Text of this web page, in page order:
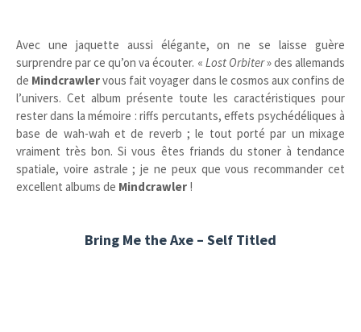
Avec une jaquette aussi élégante, on ne se laisse guère
surprendre par ce qu’on va écouter. « Lost Orbiter» des allemands
de Mindcrawlervous fait voyager dans le cosmos aux confins de
l’univers. Cet album présente toute les caractéristiques pour
rester dans la mémoire : riffs percutants, effets psychédéliques à
base de wah-wah et de reverb ; le tout porté par un mixage
vraiment très bon. Si vous êtes friands du stoner à tendance
spatiale, voire astrale ; je ne peux que vous recommander cet
excellent albums de Mindcrawler !
Bring Me the Axe – Self Titled